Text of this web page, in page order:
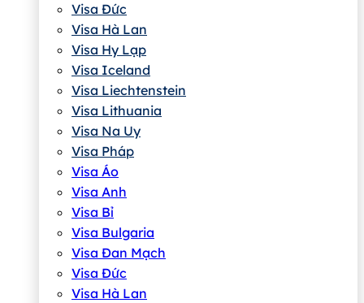
Visa Đức
Visa Hà Lan
Visa Hy Lạp
Visa Iceland
Visa Liechtenstein
Visa Lithuania
Visa Na Uy
Visa Pháp
Visa Áo
Visa Anh
Visa Bỉ
Visa Bulgaria
Visa Đan Mạch
Visa Đức
Visa Hà Lan